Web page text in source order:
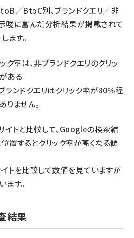
／BtoC別、ブランドクエリ／非
唆に富んだ分析結果が掲載されて
ます。
ク率は、非ブランドクエリのクリッ
ある
ランドクエリはクリック率が80％程
りません。
イトと比較して、Googleの検索結
置するとクリック率が高くなる傾
トを比較して数値を見ていますが
ます。
結果